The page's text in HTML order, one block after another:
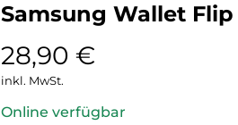
Samsung Wallet Flip
28,90 €
inkl. MwSt.
Online verfügbar